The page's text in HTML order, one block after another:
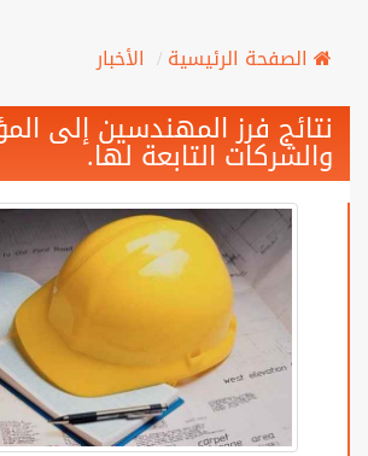
الرئيسية الأخبار
فرز المهندسين إلى المؤسسة
التابعة لها.